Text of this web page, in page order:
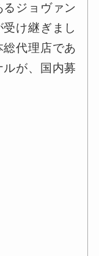
ジョヴァン
け継ぎまし
代理店であ
が、国内募